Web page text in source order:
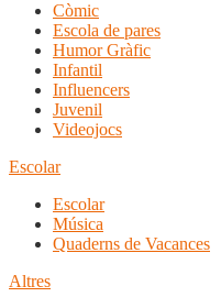
Còmic
Escola de pares
Humor Gràfic
Infantil
Influencers
Juvenil
Videojocs
Escolar
Escolar
Música
Quaderns de Vacances
Altres